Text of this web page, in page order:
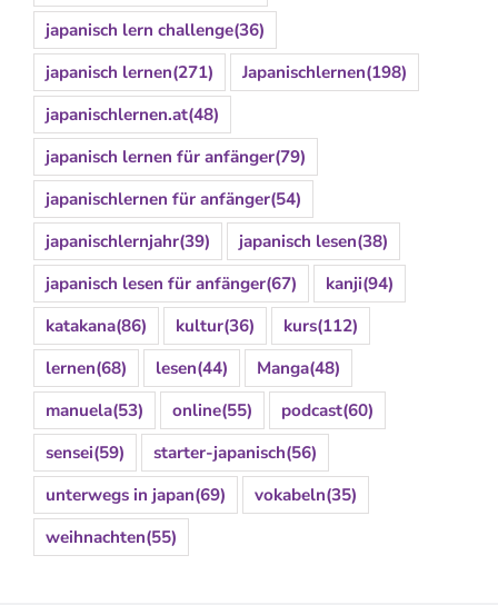
japanisch lern challenge(36)
japanisch lernen(271) Japanischlernen(198)
japanischlernen.at(48)
japanisch lernen für anfänger(79)
japanischlernen für anfänger(54)
japanischlernjahr(39) japanisch lesen(38)
japanisch lesen für anfänger(67) kanji(94)
katakana(86) kultur(36) kurs(112)
lernen(68) lesen(44) Manga(48)
manuela(53) online(55) podcast(60)
sensei(59) starter-japanisch(56)
unterwegs in japan(69) vokabeln(35)
weihnachten(55)